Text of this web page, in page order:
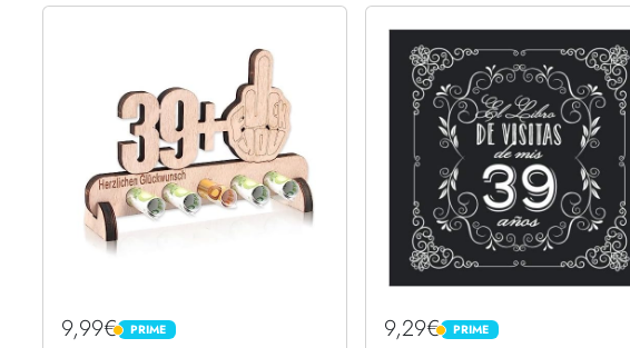
9,99€ PRIME
PRIME 9,29€ PRIME
PRIME